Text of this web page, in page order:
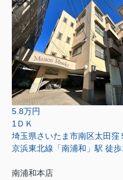
5.8万円
1ＤＫ
埼玉県さいたま市南区太田窪
京浜東北線「南浦和」駅 徒
南浦和本店